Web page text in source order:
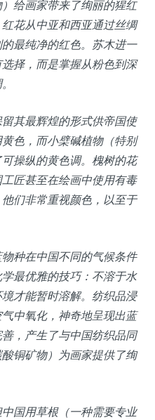
给画家带来了绚丽的猩红
花从中亚和西亚通过丝绸
最纯净的红色。苏木进一
择，而是掌握从粉色到深
其最辉煌的形式供帝国使
色，而小檗碱植物（特别
操纵的黄色调。槐树的花
匠甚至在绘画中使用有毒
们非常重视颜色，以至于
种在中国不同的气候条件
最优雅的技巧：不溶于水
才能暂时溶解。纺织品浸
中氧化，神奇地呈现出蓝
，产生了与中国纺织品同
铜矿物）为画家提供了绚
国用草根（一种需要专业